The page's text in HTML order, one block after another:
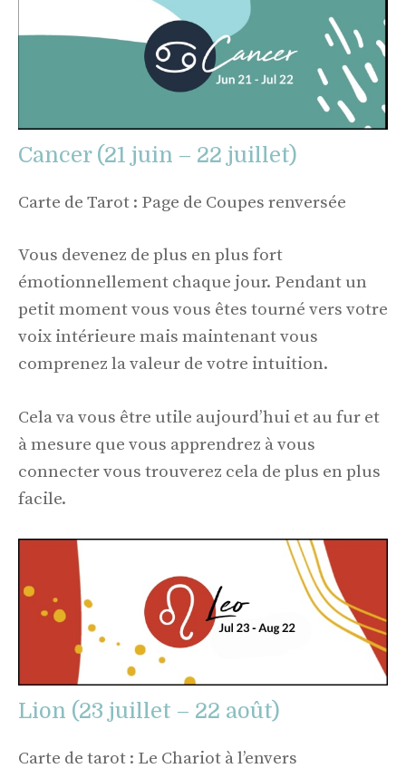
Cancer (21 juin – 22 juillet)
Carte de Tarot : Page de Coupes renversée
Vous devenez de plus en plus fort
émotionnellement chaque jour. Pendant un
petit moment vous vous êtes tourné vers votre
voix intérieure mais maintenant vous
comprenez la valeur de votre intuition.
Cela va vous être utile aujourd’hui et au fur et
à mesure que vous apprendrez à vous
connecter vous trouverez cela de plus en plus
facile.
Lion (23 juillet – 22 août)
Carte de tarot : Le Chariot à l’envers